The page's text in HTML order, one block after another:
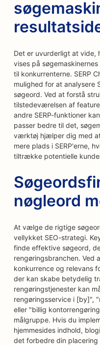
Det er uvurderligt at vide,
vises på
til konkurrenterne. SERP
mulighed for at analysere
søgeord. Ved at forstå
tilstedeværelsen af
andre SERP-funktioner
passer bedre til det,
værktøj hjælper dig med
mere plads i SERP'erne,
tiltrække potentielle
nøgleord
At vælge de rigtige
vellykket SEO-strategi.
finde effektive søgeord,
rengøringsbranchen. Ved
konkurrence og relevans
der kan skabe betydelig
rengøringstjenester kan
rengøringsservice i [by]",
eller "billig
målgruppe. Hvis du
hjemmesides indhold,
det forbedre din placering